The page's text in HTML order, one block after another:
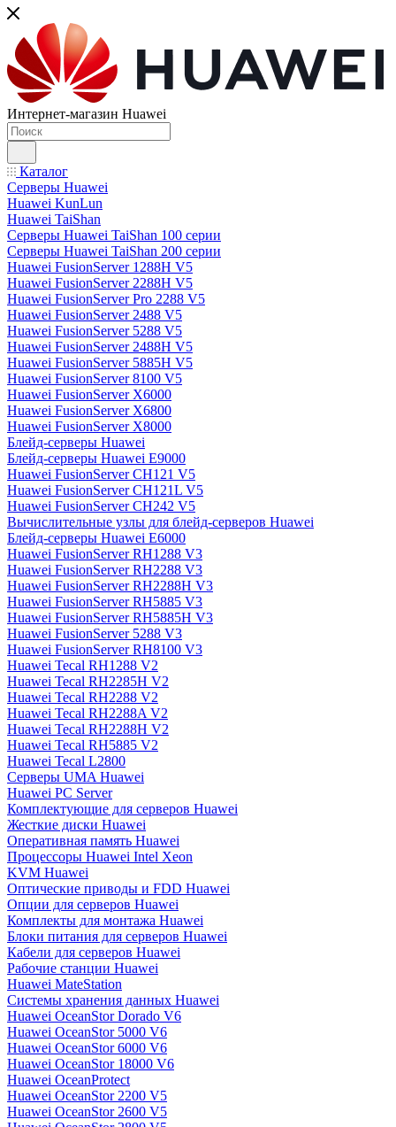
Интернет-магазин Huawei
Каталог
Серверы Huawei
Huawei KunLun
Huawei TaiShan
Серверы Huawei TaiShan 100 серии
Серверы Huawei TaiShan 200 серии
Huawei FusionServer 1288H V5
Huawei FusionServer 2288H V5
Huawei FusionServer Pro 2288 V5
Huawei FusionServer 2488 V5
Huawei FusionServer 5288 V5
Huawei FusionServer 2488H V5
Huawei FusionServer 5885H V5
Huawei FusionServer 8100 V5
Huawei FusionServer X6000
Huawei FusionServer X6800
Huawei FusionServer X8000
Блейд-серверы Huawei
Блейд-серверы Huawei E9000
Huawei FusionServer CH121 V5
Huawei FusionServer CH121L V5
Huawei FusionServer CH242 V5
Вычислительные узлы для блейд-серверов Huawei
Блейд-серверы Huawei E6000
Huawei FusionServer RH1288 V3
Huawei FusionServer RH2288 V3
Huawei FusionServer RH2288H V3
Huawei FusionServer RH5885 V3
Huawei FusionServer RH5885H V3
Huawei FusionServer 5288 V3
Huawei FusionServer RH8100 V3
Huawei Tecal RH1288 V2
Huawei Tecal RH2285H V2
Huawei Tecal RH2288 V2
Huawei Tecal RH2288A V2
Huawei Tecal RH2288H V2
Huawei Tecal RH5885 V2
Huawei Tecal L2800
Серверы UMA Huawei
Huawei PC Server
Комплектующие для серверов Huawei
Жесткие диски Huawei
Оперативная память Huawei
Процессоры Huawei Intel Xeon
KVM Huawei
Оптические приводы и FDD Huawei
Опции для серверов Huawei
Комплекты для монтажа Huawei
Блоки питания для серверов Huawei
Кабели для серверов Huawei
Рабочие станции Huawei
Huawei MateStation
Системы хранения данных Huawei
Huawei OceanStor Dorado V6
Huawei OceanStor 5000 V6
Huawei OceanStor 6000 V6
Huawei OceanStor 18000 V6
Huawei OceanProtect
Huawei OceanStor 2200 V5
Huawei OceanStor 2600 V5